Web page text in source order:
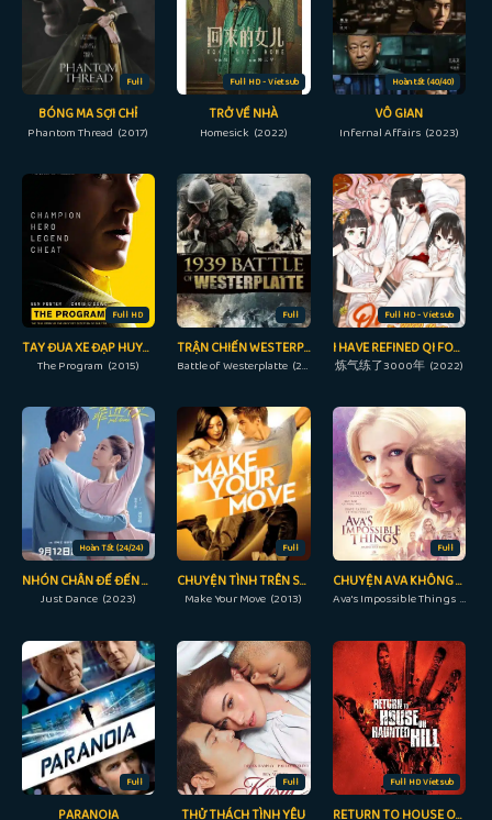
Full
BÓNG MA SỢI CHỈ
Phantom Thread (2017)
Full HD - Vietsub
TRỞ VỀ NHÀ
Homesick (2022)
Hoàn tất (40/40)
VÔ GIAN
Infernal Affairs (2023)
Full HD
TAY ĐUA XE ĐẠP HUYỀN THOẠI
The Program (2015)
Full
TRẬN CHIẾN WESTERPLATTE
Battle of Westerplatte (2013)
Full HD - Vietsub
I HAVE REFINED QI FOR 3000 YEARS!
炼气练了3000年 (2022)
Hoàn Tất (24/24)
NHÓN CHÂN ĐỂ ĐẾN GẦN NGƯỜI
Just Dance (2023)
Full
CHUYỆN TÌNH TRÊN SÀN NHẢY
Make Your Move (2013)
Full
CHUYỆN AVA KHÔNG THỂ LÀM
Ava's Impossible Things (2016)
Full
PARANOIA
Full
THỬ THÁCH TÌNH YÊU
Full HD Vietsub
RETURN TO HOUSE ON HAUNTED HILL